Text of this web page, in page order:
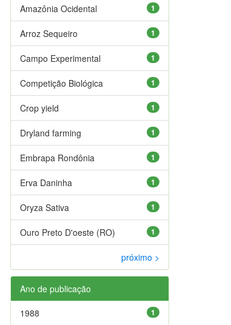
1
Amazônia Ocidental
1
Arroz Sequeiro
1
Campo Experimental
1
Competição Biológica
1
Crop yield
1
Dryland farming
1
Embrapa Rondônia
1
Erva Daninha
1
Oryza Sativa
1
Ouro Preto D'oeste (RO)
próximo >
Ano de publicação
1
1988